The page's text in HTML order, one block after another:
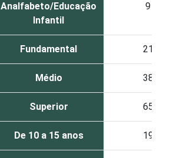
Analfabeto/Educação
Infantil
9
Fundamental 21
Médio 38
Superior 65
De 10 a 15 anos 19